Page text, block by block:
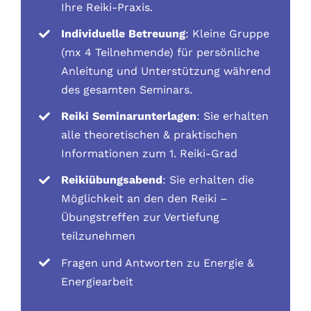
Ihre Reiki-Praxis.
Individuelle Betreuung: Kleine Gruppe
(mx 4 Teilnehmende) für persönliche
Anleitung und Unterstützung während
des gesamten Seminars.
Reiki Seminarunterlagen: Sie erhalten
alle theoretischen & praktischen
Informationen zum 1. Reiki-Grad
Reikiübungsabend: Sie erhalten die
Möglichkeit an den den Reiki –
Übungstreffen zur Vertiefung
teilzunehmen
Fragen und Antworten zu Energie &
Energiearbeit